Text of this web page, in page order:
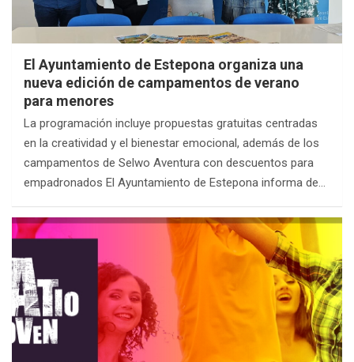
El Ayuntamiento de Estepona organiza una
nueva edición de campamentos de verano
para menores
La programación incluye propuestas gratuitas centradas
en la creatividad y el bienestar emocional, además de los
campamentos de Selwo Aventura con descuentos para
empadronados El Ayuntamiento de Estepona informa de…